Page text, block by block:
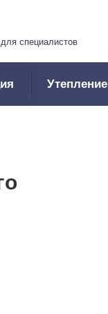
специалистов
Утепление